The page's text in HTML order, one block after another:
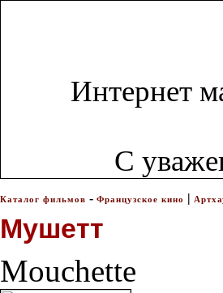
Интернет
С
Каталог фильмов - Французское кино |
Мушетт
Mouchette